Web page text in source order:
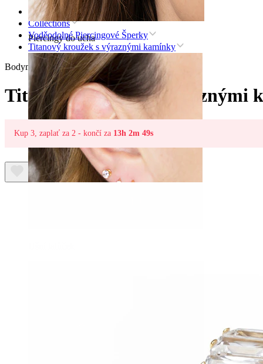
Piercingy do ucha
Úvod
Collections
Voděodolné Piercingové Šperky
Titanový kroužek s výraznými kamínky
Bodymod Trend
Titanový kroužek s výraznými
Kup 3, zaplať za 2 - končí za 13h 2m 49s